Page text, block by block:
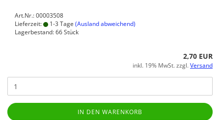
Art.Nr.: 00003508
Lieferzeit:
1-3 Tage (Ausland abweichend)
Lagerbestand: 66 Stück
2,70 EUR
inkl. 19% MwSt. zzgl.Versand
IN DEN WARENKORB